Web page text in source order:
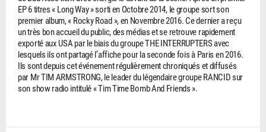
EP 6 titres « Long Way » sorti en Octobre 2014, le groupe sort son
premier album, « Rocky Road », en Novembre 2016. Ce dernier a reçu
un très bon accueil du public, des médias et se retrouve rapidement
exporté aux USA par le biais du groupe THE INTERRUPTERS avec
lesquels ils ont partagé l’affiche pour la seconde fois à Paris en 2016.
Ils sont depuis cet événement régulièrement chroniqués et diffusés
par Mr TIM ARMSTRONG, le leader du légendaire groupe RANCID sur
son show radio intitulé « Tim Time Bomb And Friends ».